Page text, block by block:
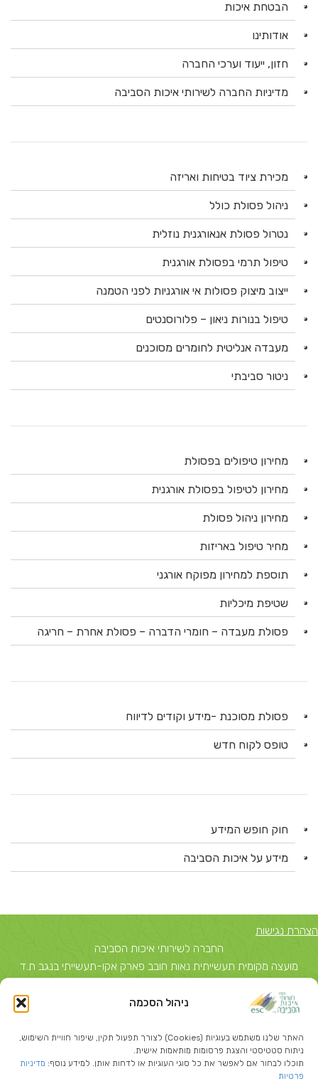
ניהול הסכמה
האתר שלנו משתמש בעוגיות (Cookies) לצורך תפעול תקין, שיפור חוויית השימוש,
ניתוח סטטיסטי והצגת פרסומות מותאמות אישית.
תוכלו לבחור אם לאפשר את כל סוגי העוגיות או לדחות אותן. למידע נוסף: מדיניות
פרטיות
הבטחת איכות
אודותינו
חזון, ייעוד וערכי החברה
מדיניות החברה לשירותי איכות הסביבה
מכירת ציוד בטיחות ואריזה
ניהול פסולת כולל
נטרול פסולת אנאורגנית נוזלית
טיפול תרמי בפסולת אורגנית
ייצוב מיצוק פסולות אי אורגניות לפני הטמנה
טיפול בנורות ניאון – פלורוסנטים
מעבדה אנליטית לחומרים מסוכנים
ניטור סביבתי
מחירון טיפולים בפסולת
מחירון לטיפול בפסולת אורגנית
מחירון ניהול פסולת
מחיר טיפול באריזות
תוספת למחירון מפוקח אורגני
שטיפת מיכליות
פסולת מעבדה – חומרי הדברה – פסולת אחרת – חריגה
פסולת מסוכנת -מידע וקודים לדיווח
טופס לקוח חדש
חוק חופש המידע
מידע על איכות הסביבה
הצהרת נגישות
החברה לשירותי איכות הסביבה
מועצה מקומית תעשייתית נאות חובב פארק אקו-תעשייתי בנגב ת.ד
יצחק שדה 40, תל אביב ת.ד 51631 תל אביב 67212 טל: 03-
5374850
info@escil.co.il